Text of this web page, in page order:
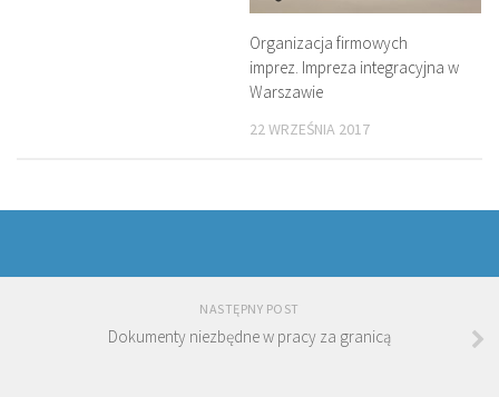
Organizacja firmowych
imprez. Impreza integracyjna w
Warszawie
22 WRZEŚNIA 2017
NASTĘPNY POST
Dokumenty niezbędne w pracy za granicą